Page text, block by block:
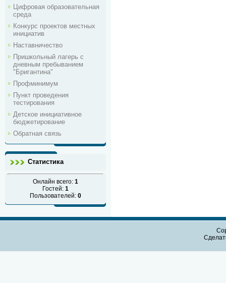
Цифровая образовательная
среда
Конкурс проектов местных
инициатив
Наставничество
Пришкольный лагерь с
дневным пребыванием
"Бригантина"
Профминимум
Пункт проведения
тестирования
Детское инициативное
бюджетирование
Обратная связь
Статистика
Онлайн всего: 1
Гостей: 1
Пользователей: 0